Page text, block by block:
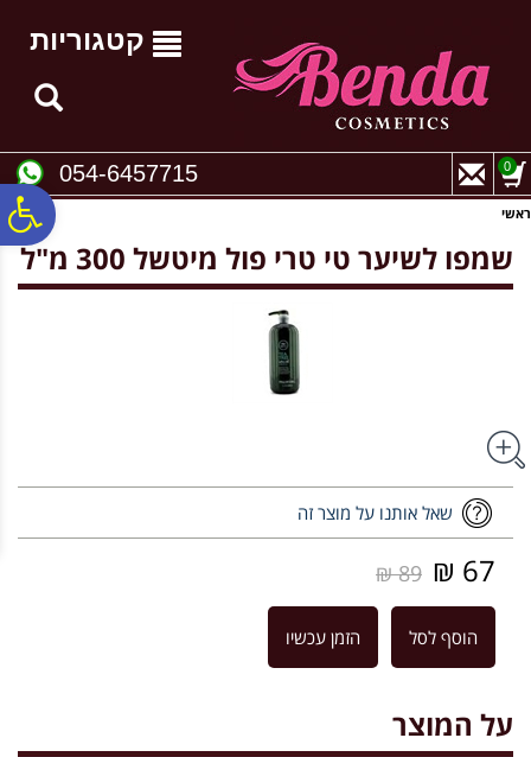
נגישות
קטגוריות
054-6457715 0
ראשי
שמפו לשיער טי טרי פול מיטשל 300 מ"ל
שאל אותנו על מוצר זה
67 ₪
89 ₪
הוסף לסל הזמן עכשיו
על המוצר